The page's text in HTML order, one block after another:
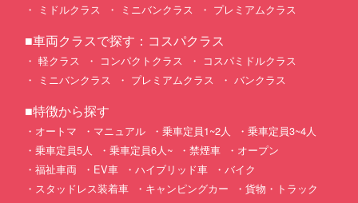
ミドルクラス
ミニバンクラス プレミアムクラス
■車両クラスで探す：コスパクラス
軽クラス コンパクトクラス
コスパミドルクラス
ミニバンクラス
プレミアムクラス バンクラス
■特徴から探す
オートマ マニュアル 乗車定員1~2人
乗車定員3~4人
乗車定員5人
乗車定員6人~ 禁煙車
オープン
福祉車両
EV車 ハイブリッド車
バイク
スタッドレス装着車
キャンピングカー
貨物・トラック